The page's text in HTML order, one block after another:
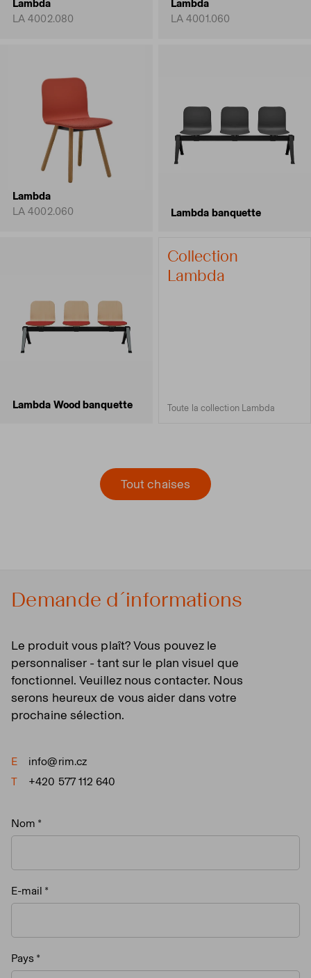
Lambda
LA 4002.080
Lambda
LA 4001.060
Lambda
LA 4002.060
Lambda banquette
Lambda Wood banquette
Collection
Lambda
Toute la collection Lambda
Tout chaises
Demande d´informations
Le produit vous plaît? Vous pouvez le
personnaliser - tant sur le plan visuel que
fonctionnel. Veuillez nous contacter. Nous
serons heureux de vous aider dans votre
prochaine sélection.
E
info@rim.cz
T
+420 577 112 640
Nom
E-mail
Pays